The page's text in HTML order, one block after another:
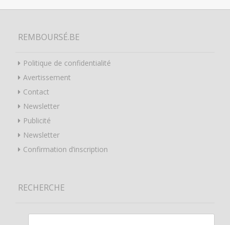
REMBOURSÉ.BE
Politique de confidentialité
Avertissement
Contact
Newsletter
Publicité
Newsletter
Confirmation d’inscription
RECHERCHE